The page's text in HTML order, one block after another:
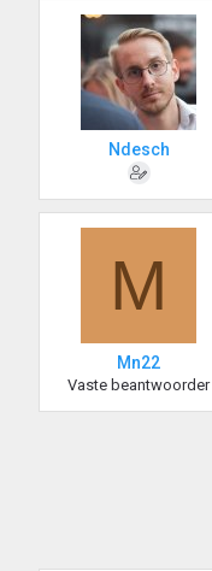
Ndesch
M
Mn22
Vaste beantwoorder